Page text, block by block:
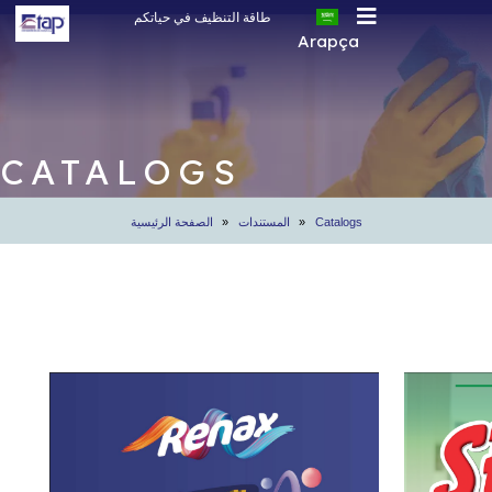
طاقة التنظيف في حياتكم
Arapça
English
Rusça
Arapça
CATALOGS
المستندات Catalogs